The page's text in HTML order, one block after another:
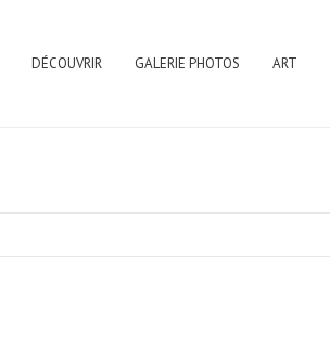
DÉCOUVRIR GALERIE PHOTOS ART